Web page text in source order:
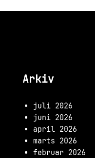
Arkiv
juli 2026
juni 2026
april 2026
marts 2026
februar 2026